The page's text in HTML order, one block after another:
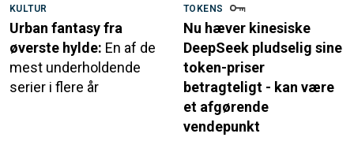
KULTUR
Urban fantasy fra
øverste hylde: En af de
mest underholdende
serier i flere år
TOKENS
Nu hæver kinesiske
DeepSeek pludselig sine
token-priser
betragteligt - kan være
et afgørende
vendepunkt